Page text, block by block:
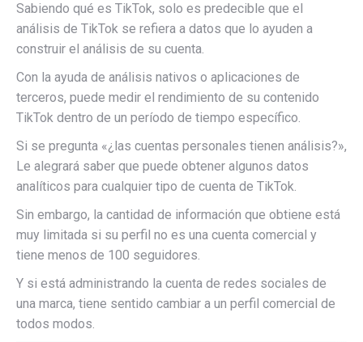
Sabiendo qué es TikTok, solo es predecible que el
análisis de TikTok se refiera a datos que lo ayuden a
construir el análisis de su cuenta.
Con la ayuda de análisis nativos o aplicaciones de
terceros, puede medir el rendimiento de su contenido
TikTok dentro de un período de tiempo específico.
Si se pregunta «¿las cuentas personales tienen análisis?»,
Le alegrará saber que puede obtener algunos datos
analíticos para cualquier tipo de cuenta de TikTok.
Sin embargo, la cantidad de información que obtiene está
muy limitada si su perfil no es una cuenta comercial y
tiene menos de 100 seguidores.
Y si está administrando la cuenta de redes sociales de
una marca, tiene sentido cambiar a un perfil comercial de
todos modos.